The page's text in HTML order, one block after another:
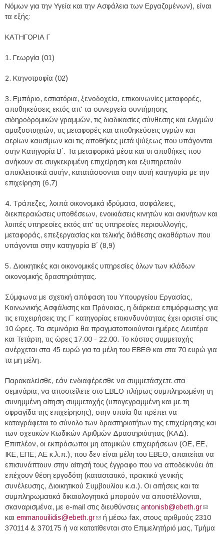
Νόμων για την Υγεία και την Ασφάλεια των Εργαζομένων), είναι
τα εξής:
ΚΑΤΗΓΟΡΙΑ Γ
1. Γεωργία (01)
2. Κτηνοτροφία (02)
3. Εμπόριο, εστιατόρια, ξενοδοχεία, επικοινωνίες μεταφορές,
αποθηκεύσεις εκτός απ' τα συνεργεία συντήρησης
σιδηροδρομικών γραμμών, τις διαδικασίες σύνθεσης και ελιγμών
αμαξοστοιχιών, τις μεταφορές και αποθηκεύσεις υγρών και
αερίων καυσίμων και τις αποθήκες μετά ψύξεως που υπάγονται
στην Κατηγορία Β΄. Τα μεταφορικά μέσα και οι αποθήκες που
ανήκουν σε συγκεκριμένη επιχείρηση και εξυπηρετούν
αποκλειστικά αυτήν, κατατάσσονται στην αυτή κατηγορία με την
επιχείρηση (6,7)
4. Τράπεζες, λοιπά οικονομικά ιδρύματα, ασφάλειες,
διεκπεραιώσεις υποθέσεων, ενοικιάσεις κινητών και ακινήτων και
λοιπές υπηρεσίες εκτός απ' τις υπηρεσίες περισυλλογής,
μεταφοράς, επεξεργασίας και τελικής διάθεσης ακαθάρτων που
υπάγονται στην κατηγορία Β΄ (8,9)
5. Διοικητικές και οικονομικές υπηρεσίες όλων των κλάδων
οικονομικής δραστηριότητας.
Σύμφωνα με σχετική απόφαση του Υπουργείου Εργασίας,
Κοινωνικής Ασφάλισης και Πρόνοιας, η διάρκεια επιμόρφωσης για
τις επιχειρήσεις της Γ΄ κατηγορίας επικινδυνότητας έχει οριστεί στις
10 ώρες. Τα σεμινάρια θα πραγματοποιούνται ημέρες Δευτέρα
και Τετάρτη, τις ώρες 17.00 - 22.00. Το κόστος συμμετοχής
ανέρχεται στα 45 ευρώ για τα μέλη του ΕΒΕΘ και στα 70 ευρώ για
τα μη μέλη.
Παρακαλείσθε, εάν ενδιαφέρεσθε να συμμετάσχετε στα
σεμινάρια, να αποστείλετε στο ΕΒΕΘ πλήρως συμπληρωμένη τη
συνημμένη αίτηση συμμετοχής (υπογεγραμμένη και με τη
σφραγίδα της επιχείρησης), στην οποία θα πρέπει να
καταγράφεται το σύνολο των δραστηριοτήτων της επιχείρησης και
των σχετικών Κωδικών Αριθμών Δραστηριότητας (ΚΑΔ).
Επιπλέον, οι εκπρόσωποι μη ατομικών επιχειρήσεων (ΟΕ, ΕΕ,
ΙΚΕ, ΕΠΕ, ΑΕ κ.λ.π.), που δεν είναι μέλη του ΕΒΕΘ, απαιτείται να
επισυνάπτουν στην αίτησή τους έγγραφο που να αποδεικνύει ότι
επέχουν θέση εργοδότη (καταστατικό, πρακτικό γενικής
συνέλευσης, Διοικητικού Συμβουλίου κ.α.). Οι αιτήσεις και τα
συμπληρωματικά δικαιολογητικά μπορούν να αποστέλλονται,
σκαναρισμένα, με e-mail στις διευθύνσεις antonisb@ebeth.gr(link
sends
e-mail)
και emmanouilidis@ebeth.gr(link sends e-mail)
ή μέσω fax, στους αριθμούς 2310
370114 & 370175 ή να κατατίθενται στο Επιμελητήριό μας, Τμήμα